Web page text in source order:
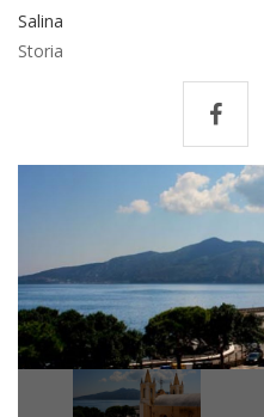
Salina
Storia